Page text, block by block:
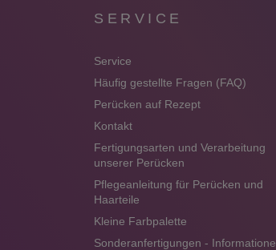
SERVICE
Service
Häufig gestellte Fragen (FAQ)
Perücken auf Rezept
Kontakt
Fertigungsarten und Verarbeitung
unserer Perücken
Pflegeanleitung für Perücken und
Haarteile
Kleine Farbpalette
Sonderanfertigungen -